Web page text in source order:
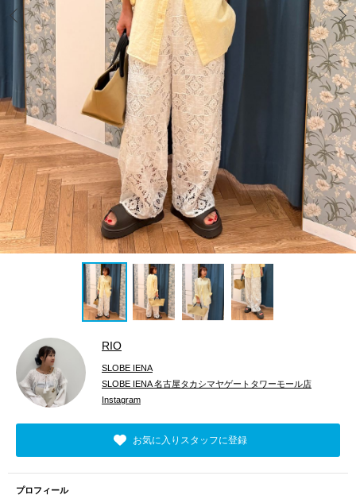
Prev
RIO
SLOBE IENA
SLOBE IENA 名古屋タカシマヤゲートタワーモール店
Instagram
お気に入りスタッフに登録
プロフィール